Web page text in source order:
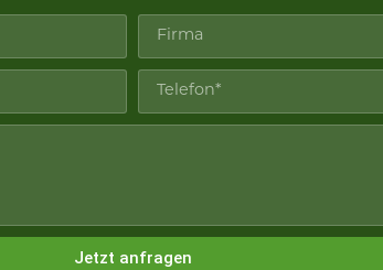
Jetzt anfragen